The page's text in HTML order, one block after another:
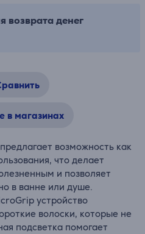
возврата денег
в магазинах
возможность как
что делает
и позволяет
в ванне или душе.
устройство
волоски, которые не
подсветка помогает